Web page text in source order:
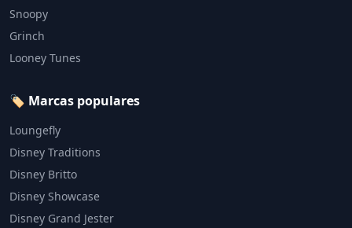
Snoopy
Grinch
Looney Tunes
🏷️ Marcas populares
Loungefly
Disney Traditions
Disney Britto
Disney Showcase
Disney Grand Jester